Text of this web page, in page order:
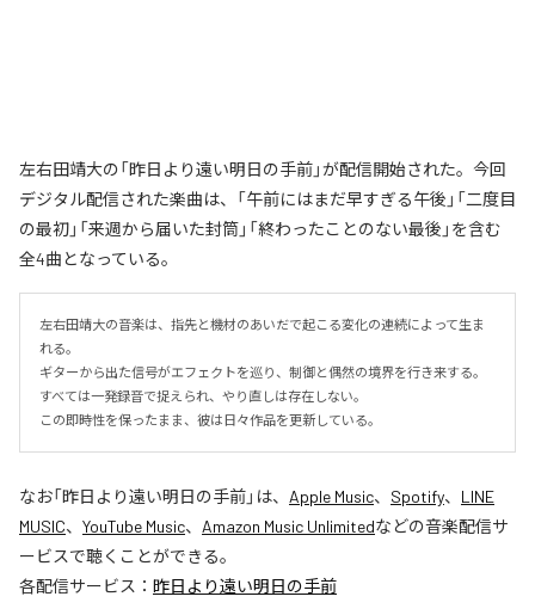
左右田靖大の「昨日より遠い明日の手前」が配信開始された。今回
デジタル配信された楽曲は、「午前にはまだ早すぎる午後」「二度目
の最初」「来週から届いた封筒」「終わったことのない最後」を含む
全4曲となっている。
左右田靖大の音楽は、指先と機材のあいだで起こる変化の連続によって生ま
れる。
ギターから出た信号がエフェクトを巡り、制御と偶然の境界を行き来する。
すべては一発録音で捉えられ、やり直しは存在しない。
この即時性を保ったまま、彼は日々作品を更新している。
なお「昨日より遠い明日の手前」は、 Apple Music、 Spotify、 LINE
MUSIC、 YouTube Music、 Amazon Music Unlimitedなどの音楽配信サ
ービスで聴くことができる。
各配信サービス： 昨日より遠い明日の手前